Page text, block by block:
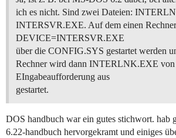
ich es nicht. Sind zwei Dateien:
INTERSVR.EXE. Auf dem einen
DEVICE=INTERSVR.EXE
über die CONFIG.SYS gestartet werden
Rechner wird dann INTERLNK.EXE von
EIngabeaufforderung aus
gestartet.
DOS handbuch war ein gutes stichwort. hab
6.22-handbuch hervorgekramt und einiges